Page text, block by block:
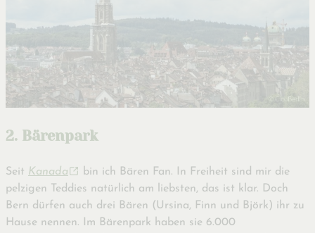
2. Bärenpark
Seit Kanada
bin ich Bären Fan. In Freiheit sind mir die
pelzigen Teddies natürlich am liebsten, das ist klar. Doch
Bern dürfen auch drei Bären (Ursina, Finn und Björk) ihr zu
Hause nennen. Im Bärenpark haben sie 6.000